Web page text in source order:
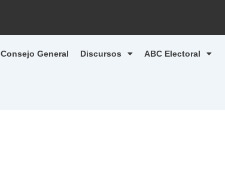
Consejo General Discursos ABC Electoral